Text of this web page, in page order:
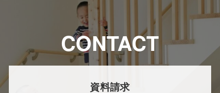
CONTACT
資料請求